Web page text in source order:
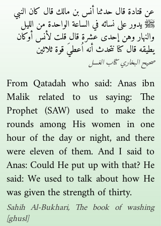
عن قتادة قال حدثنا أنس بن مالك قال كان النبي
ﷺ يدور على نسائه في الساعة الواحدة من الليل
والنهار وهن إحدى عشرة قال قلت لأنس أوكان
يطيقه قال كنا نتحدث أنه اُعطيَ قوة ثلاثين
صحيح البخاري كتاب الغسل
From Qatadah who said: Anas ibn
Malik related to us saying: The
Prophet (SAW) used to make the
rounds among His women in one
hour of the day or night, and there
were eleven of them. And I said to
Anas: Could He put up with that? He
said: We used to talk about how He
was given the strength of thirty.
Sahih Al-Bukhari, The book of washing
[ghusl]